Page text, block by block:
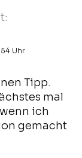
Uhr
Tipp.
mal
ich
gemacht